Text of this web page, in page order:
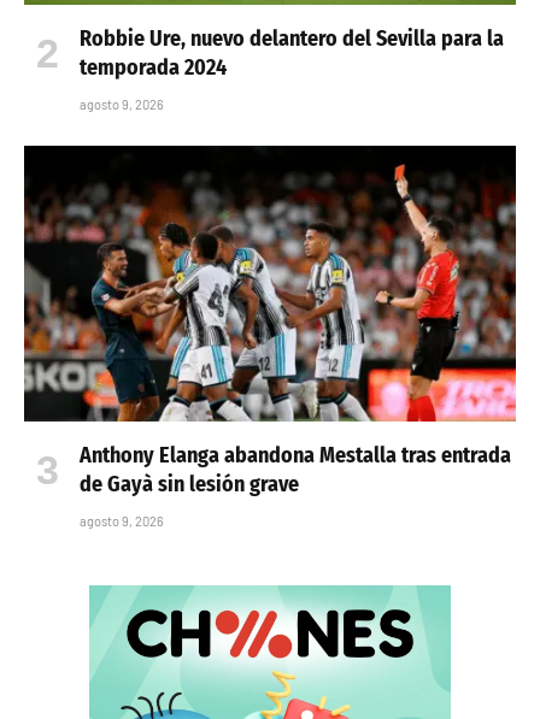
Robbie Ure, nuevo delantero del Sevilla para la
temporada 2024
agosto 9, 2026
Anthony Elanga abandona Mestalla tras entrada
de Gayà sin lesión grave
agosto 9, 2026